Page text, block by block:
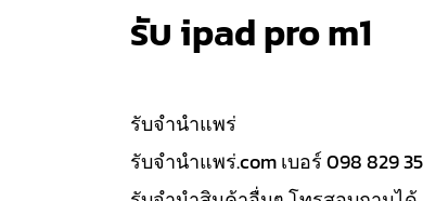
รับ ipad pro m1
รับจํานำแพร่
รับจํานําแพร่.com เบอร์ 098 829